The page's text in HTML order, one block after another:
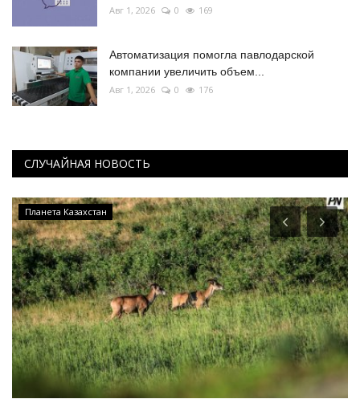
Авг 1, 2026 0 169
Автоматизация помогла павлодарской
компании увеличить объем...
Авг 1, 2026 0 176
СЛУЧАЙНАЯ НОВОСТЬ
Планета Казахстан